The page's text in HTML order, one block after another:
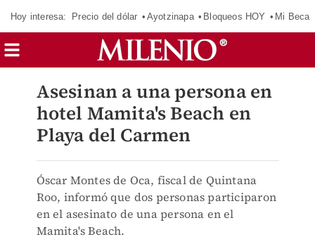
Hoy interesa: Precio del dólar Ayotzinapa Bloqueos HOY Mi Beca
Asesinan a una persona en
hotel Mamita's Beach en
Playa del Carmen
Óscar Montes de Oca, fiscal de Quintana
Roo, informó que dos personas participaron
en el asesinato de una persona en el
Mamita's Beach.